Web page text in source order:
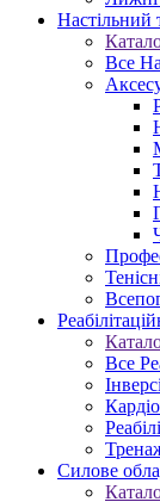
Настільний
Все
Все
Силове